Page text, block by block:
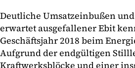
Deutliche Umsatzeinbußen
erwartet ausgefallener Ebit
Geschäftsjahr 2018 beim
Aufgrund der endgültigen
Kraftwerksblöcke und einer